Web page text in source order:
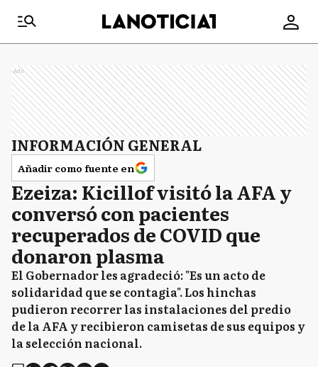
Ads
INFORMACIÓN GENERAL
Añadir como fuente en
Ezeiza: Kicillof visitó la AFA y
conversó con pacientes
recuperados de COVID que
donaron plasma
El Gobernador les agradeció: "Es un acto de
solidaridad que se contagia". Los hinchas
pudieron recorrer las instalaciones del predio
de la AFA y recibieron camisetas de sus equipos y
la selección nacional.